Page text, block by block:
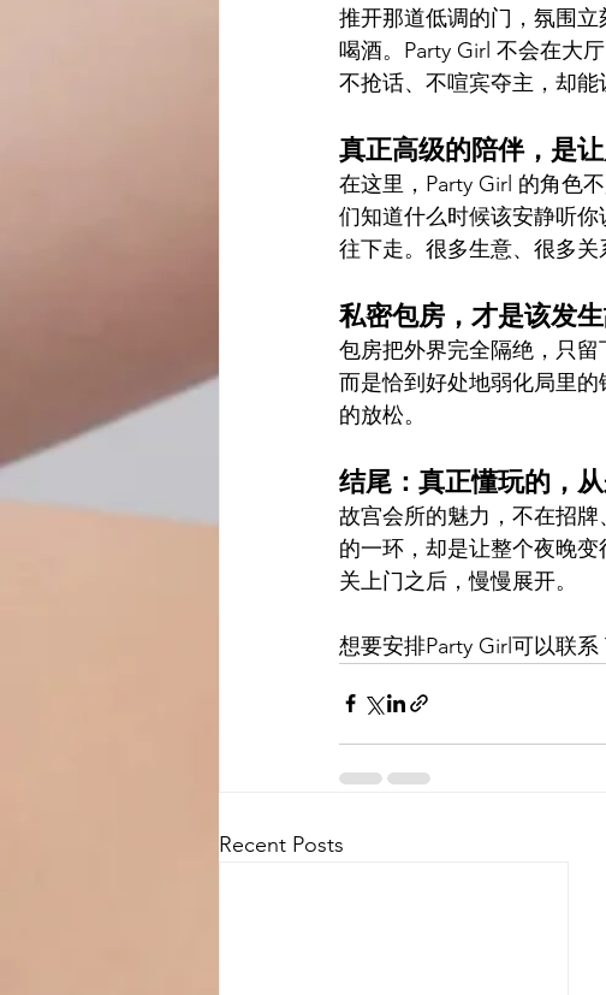
推开那道低调的门，氛围立
喝酒。Party Girl 不会在大
不抢话、不喧宾夺主，却能
真正高级的陪伴，是
在这里，Party Girl 的角色
们知道什么时候该安静听
往下走。很多生意、很多关
私密包房，才是该发
包房把外界完全隔绝，只留
而是恰到好处地弱化局里
的放松。
结尾：真正懂玩的，
故宫会所的魅力，不在招
的一环，却是让整个夜晚
关上门之后，慢慢展开。
想要安排Party Girl可以联
Recent Posts